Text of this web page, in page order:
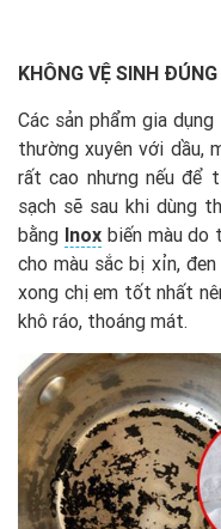
KHÔNG VỆ SINH
Các sản phẩm gia
thường xuyên với dầu,
rất cao nhưng nếu để
sạch sẽ sau khi dùng
bằng Inoxbiến màu do
cho màu sắc bị xỉn,
xong chị em tốt nhất
khô ráo, thoáng mát.